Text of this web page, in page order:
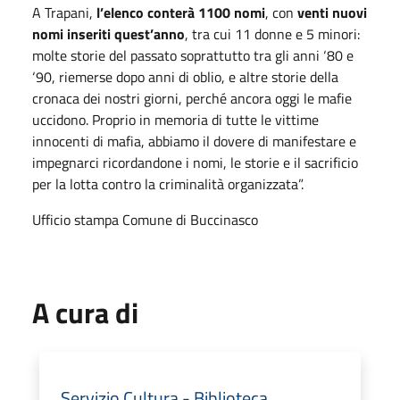
A Trapani, l’elenco conterà 1100 nomi, con venti nuovi
nomi inseriti quest’anno, tra cui 11 donne e 5 minori:
molte storie del passato soprattutto tra gli anni ‘80 e
‘90, riemerse dopo anni di oblio, e altre storie della
cronaca dei nostri giorni, perché ancora oggi le mafie
uccidono. Proprio in memoria di tutte le vittime
innocenti di mafia, abbiamo il dovere di manifestare e
impegnarci ricordandone i nomi, le storie e il sacrificio
per la lotta contro la criminalità organizzata”.
Ufficio stampa Comune di Buccinasco
A cura di